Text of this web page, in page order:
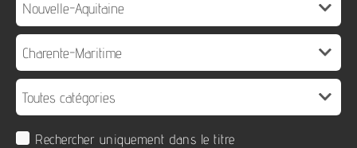
Rechercher uniquement dans le titre